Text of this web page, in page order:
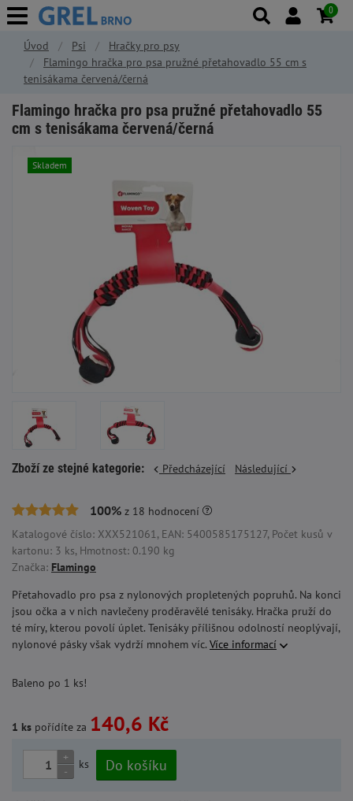
Úvod Psi
Hračky pro psy
Flamingo hračka pro psa pružné přetahovadlo 55 cm s
tenisákama červená/černá
Flamingo hračka pro psa pružné přetahovadlo 55
cm s tenisákama červená/černá
Skladem
Zboží ze stejné kategorie: Předcházející Následující
100% z 18 hodnocení
Katalogové číslo: XXX521061, EAN: 5400585175127, Počet kusů v
kartonu: 3 ks, Hmotnost: 0.190 kg
Značka: Flamingo
Přetahovadlo pro psa z nylonových propletených popruhů. Na konci
jsou očka a v nich navlečeny proděravělé tenisáky. Hračka pruží do
té míry, kterou povolí úplet. Tenisáky přílišnou odolností neoplývají,
nylonové pásky však vydrží mnohem víc. Více informací
Baleno po 1 ks!
1 ks pořídíte za 140,6 Kč
+
-
ks Do košíku
0